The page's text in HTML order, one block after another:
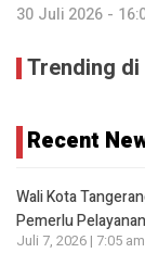
30 Juli 2026 -
Trending
Recent
Wali Kota
Pemerlu
Juli 7, 2026 | 7:05